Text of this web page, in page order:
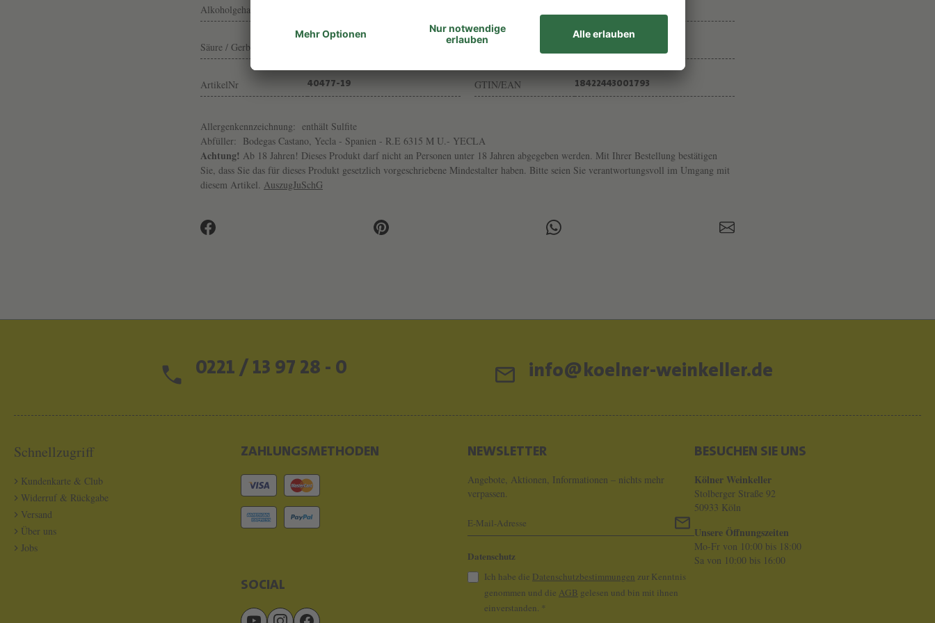
Ñ
O
Alkoholgehalt
Säure / Gerbst. Trinktemp.
ArtikelNr 40477-19 GTIN/EAN 18422443001793
Allergenkennzeichnung: enthält Sulfite
Abfüller: Bodegas Castano, Yecla - Spanien - R.E 6315 M U.- YECLA
Achtung! Ab 18 Jahren! Dieses Produkt darf nicht an Personen unter 18 Jahren abgegeben werden. Mit Ihrer Bestellung bestätigen
Sie, dass Sie das für dieses Produkt gesetzlich vorgeschriebene Mindestalter haben. Bitte seien Sie verantwortungsvoll im Umgang mit
diesem Artikel. AuszugJuSchG
0221 / 13 97 28 - 0 info@koelner-weinkeller.de
Schnellzugriff
Kundenkarte & Club
Widerruf & Rückgabe
Versand
Über uns
Jobs
ZAHLUNGSMETHODEN
SOCIAL
NEWSLETTER
Angebote, Aktionen, Informationen – nichts mehr
verpassen.
Datenschutz
Ich habe die Datenschutzbestimmungen zur Kenntnis
genommen und die AGB gelesen und bin mit ihnen
einverstanden. *
BESUCHEN SIE UNS
Kölner Weinkeller
Stolberger Straße 92
50933 Köln
Unsere Öffnungszeiten
Mo-Fr von 10:00 bis 18:00
Sa von 10:00 bis 16:00